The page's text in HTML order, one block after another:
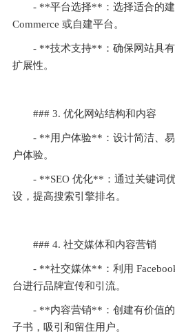
- **平台选择**：选择适合的
Commerce 或自建平台。
- **技术支持**：确保网站具
扩展性。
### 3. 优化网站结构和内容
- **用户体验**：设计简洁、
户体验。
- **SEO 优化**：通过关键词
设，提高搜索引擎排名。
### 4. 社交媒体和内容营销
- **社交媒体**：利用
台进行品牌宣传和引流。
- **内容营销**：创建有价值
子书，吸引和留住用户。